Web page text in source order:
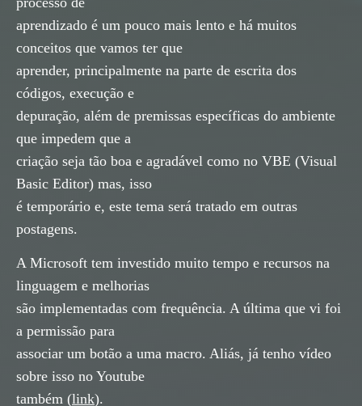
aprendizado é um pouco mais lento e há muitos
conceitos que vamos ter que
aprender, principalmente na parte de escrita dos
códigos, execução e
depuração, além de premissas específicas do ambiente
que impedem que a
criação seja tão boa e agradável como no VBE (Visual
Basic Editor) mas, isso
é temporário e, este tema será tratado em outras
postagens.
A Microsoft tem investido muito tempo e recursos na
linguagem e melhorias
são implementadas com frequência. A última que vi foi
a permissão para
associar um botão a uma macro. Aliás, já tenho vídeo
sobre isso no Youtube
também (link).